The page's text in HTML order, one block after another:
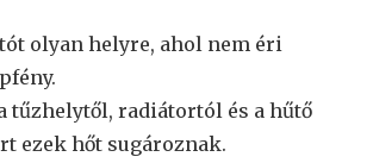
olyan helyre, ahol nem éri
tűzhelytől, radiátortól és a hűtő
ezek hőt sugároznak.